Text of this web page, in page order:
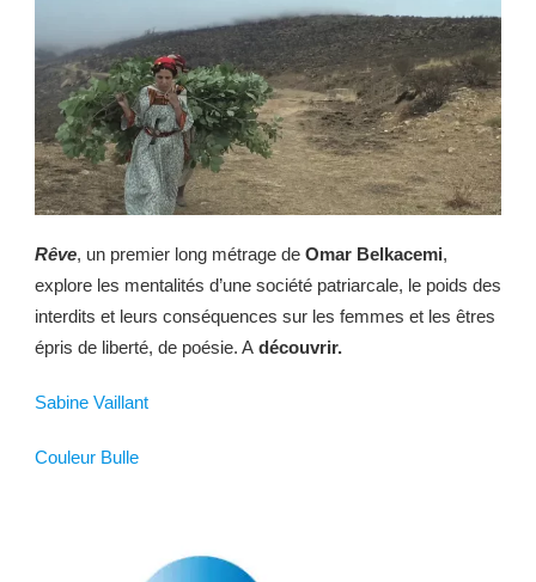
Rêve, un premier long métrage de Omar Belkacemi,
explore les mentalités d’une société patriarcale, le poids des
interdits et leurs conséquences sur les femmes et les êtres
épris de liberté, de poésie. A découvrir.
Sabine Vaillant
Couleur Bulle